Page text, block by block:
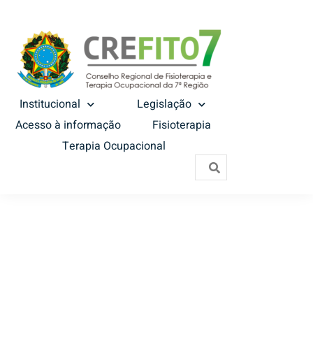
Institucional
Legislação
Acesso à informação
Fisioterapia
Terapia Ocupacional